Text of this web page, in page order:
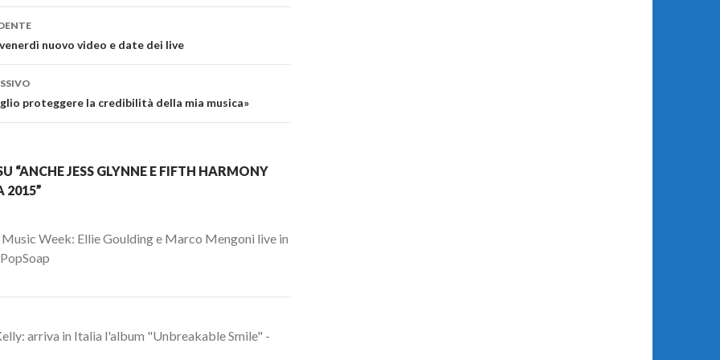
nuovo video e date dei live
proteggere la credibilità della mia musica»
“ANCHE JESS GLYNNE E FIFTH HARMONY
2015”
Week: Ellie Goulding e Marco Mengoni live in
arriva in Italia l'album "Unbreakable Smile" -